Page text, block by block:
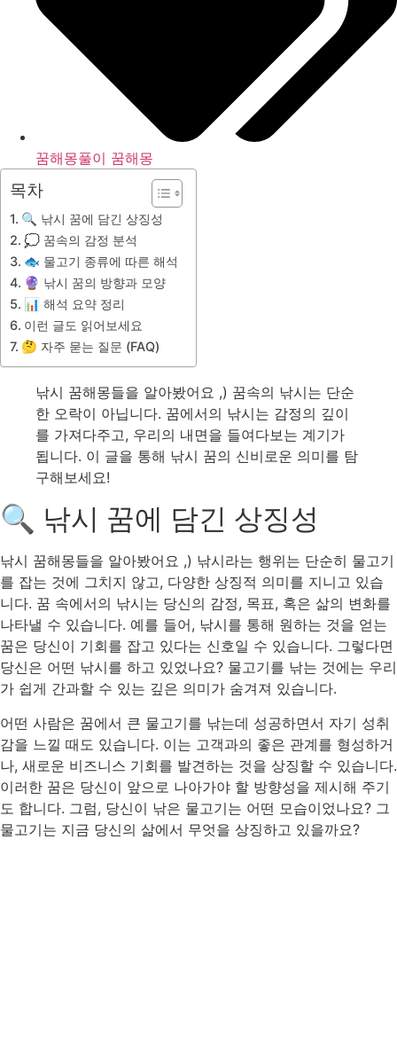
꿈해몽풀이 꿈해몽
목차
🔍 낚시 꿈에 담긴 상징성
💭 꿈속의 감정 분석
🐟 물고기 종류에 따른 해석
🔮 낚시 꿈의 방향과 모양
📊 해석 요약 정리
이런 글도 읽어보세요
🤔 자주 묻는 질문 (FAQ)
낚시 꿈해몽들을 알아봤어요 ,) 꿈속의 낚시는 단순
한 오락이 아닙니다. 꿈에서의 낚시는 감정의 깊이
를 가져다주고, 우리의 내면을 들여다보는 계기가
됩니다. 이 글을 통해 낚시 꿈의 신비로운 의미를 탐
구해보세요!
🔍 낚시 꿈에 담긴 상징성
낚시 꿈해몽들을 알아봤어요 ,) 낚시라는 행위는 단순히 물고기
를 잡는 것에 그치지 않고, 다양한 상징적 의미를 지니고 있습
니다. 꿈 속에서의 낚시는 당신의 감정, 목표, 혹은 삶의 변화를
나타낼 수 있습니다. 예를 들어, 낚시를 통해 원하는 것을 얻는
꿈은 당신이 기회를 잡고 있다는 신호일 수 있습니다. 그렇다면
당신은 어떤 낚시를 하고 있었나요? 물고기를 낚는 것에는 우리
가 쉽게 간과할 수 있는 깊은 의미가 숨겨져 있습니다.
어떤 사람은 꿈에서 큰 물고기를 낚는데 성공하면서 자기 성취
감을 느낄 때도 있습니다. 이는 고객과의 좋은 관계를 형성하거
나, 새로운 비즈니스 기회를 발견하는 것을 상징할 수 있습니다.
이러한 꿈은 당신이 앞으로 나아가야 할 방향성을 제시해 주기
도 합니다. 그럼, 당신이 낚은 물고기는 어떤 모습이었나요? 그
물고기는 지금 당신의 삶에서 무엇을 상징하고 있을까요?